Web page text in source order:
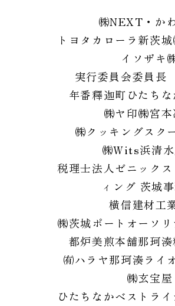
㈱NEXT・か
トヨタカローラ新茨城
イソザキ
実行委員会委員
年番釋迦町ひたち
㈱ヤ印㈱宮
㈱クッキングスク
㈱Wits浜清
税理士法人ゼニック
ィング 茨城
横信建材工
㈱茨城ポートオーソリ
都炉美煎本舗那珂
㈲ハラヤ那珂湊ライ
㈱玄宝屋
ひたちなかベストラ